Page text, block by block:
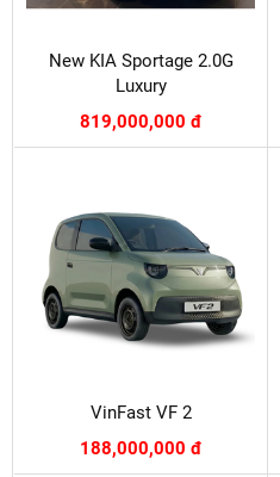
New KIA Sportage 2.0G
Luxury
819,000,000 đ
VinFast VF 2
188,000,000 đ